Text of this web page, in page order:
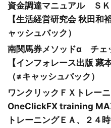
資金調達マニュアル Ｓ
【生活経営研究会 秋田和
ャッシュバック）
南関馬券メソッドα チ
【インフォレース出版 藏
（≠キャッシュバック）
ワンクリックＦＸトレー
OneClickFX training
トレーニングＥＡ、２４